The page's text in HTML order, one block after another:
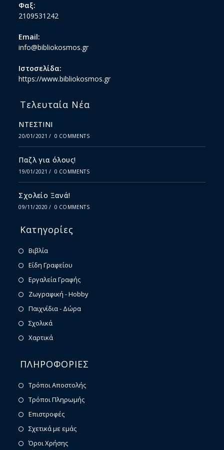
Φαξ:
2109531242
Email:
info@bibliokosmos.gr
Ιστοσελίδα:
https://www.bibliokosmos.gr
Τελευταία Νέα
ΝΤΕΣΤΙΝΙ
20/01/2021 / 0 COMMENTS
Παζλ για όλους!
19/01/2021 / 0 COMMENTS
Σχολείο Ξανά!
09/11/2020 / 0 COMMENTS
Κατηγορίες
Βιβλία
Είδη Γραφείου
Εργαλεία Γραφής
Ζωγραφική - Hobby
Παιχνίδια - Δώρα
Σχολικά
Χαρτικά
ΠΛΗΡΟΦΟΡΙΕΣ
Τρόποι Αποστολής
Τρόποι Πληρωμής
Επιστροφές
Σχετικά με εμάς
Όροι Χρήσης